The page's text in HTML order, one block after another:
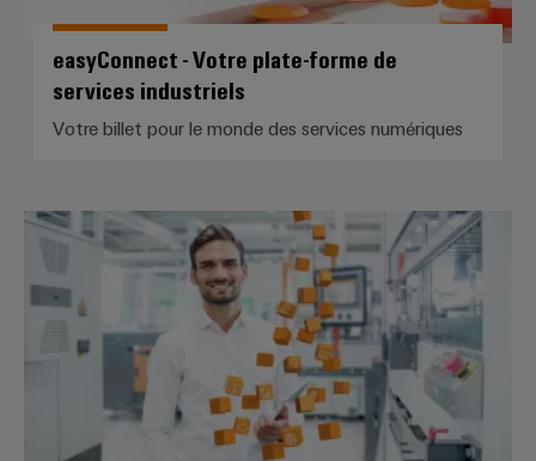
easyConnect - Votre plate-forme de
services industriels
Votre billet pour le monde des services numériques
Fonctions et services de